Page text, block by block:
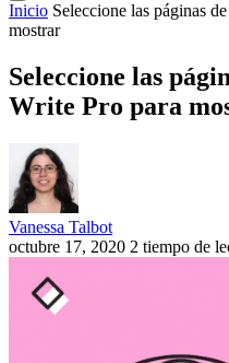
Inicio Seleccione las páginas
mostrar
Seleccione las
Write Pro para
Vanessa Talbot
octubre 17, 2020 2 tiempo de